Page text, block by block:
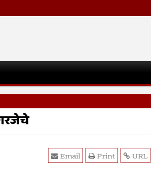
URL
Print
Email